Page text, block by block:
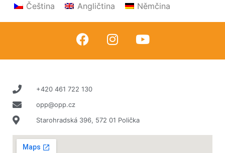
OK
Cookies Policy
Čeština Angličtina Němčina
+420 461 722 130
opp@opp.cz
Starohradská 396, 572 01 Polička